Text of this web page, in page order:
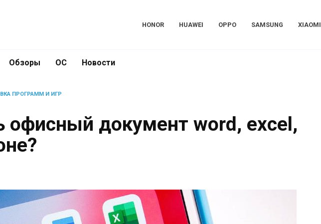
HONOR HUAWEI OPPO SAMSUNG XIAOMI
Обзоры ОС Новости
ПРОГРАММ И ИГР
офисный документ word, excel,